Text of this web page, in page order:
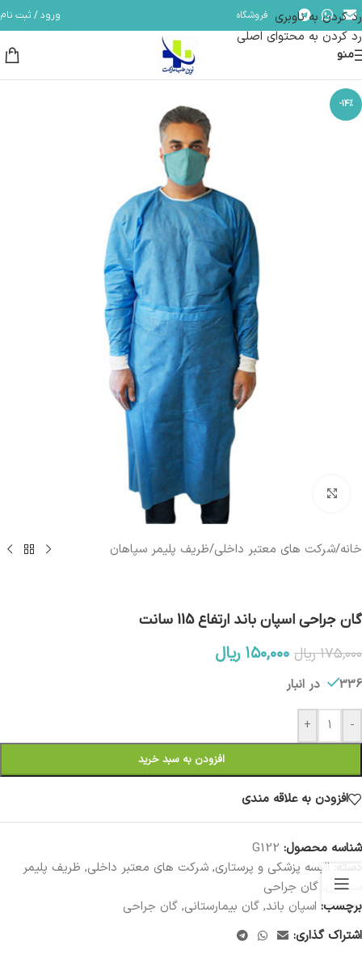
رد کردن به ناوبری
رد کردن به محتوای اصلی
مشاوره و پشتیبانی آنلاین در ایتا و روبیکا با شماره: 09358254705
فروشگاه ورود / ثبت نام
منو
-14%
خانه/شرکت های معتبر داخلی/ظریف پلیمر سپاهان
گان جراحی اسپان باند ارتفاع 115 سانت
۱۷۵,۰۰۰ریال ۱۵۰,۰۰۰ ریال
336 در انبار
-
+
افزودن به سبد خرید
افزودن به علاقه مندی
شناسه محصول: G122
البسه پزشکی و پرستاری, شرکت های معتبر داخلی, ظریف پلیمر
سپاهان
گان جراحی
برچسب: اسپان باند, گان بیمارستانی, گان جراحی
اشتراک گذاری: